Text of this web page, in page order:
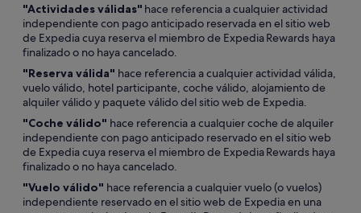
"Actividades válidas" hace referencia a cualquier actividad
independiente con pago anticipado reservada en el sitio web
de Expedia cuya reserva el miembro de Expedia Rewards haya
finalizado o no haya cancelado.
"Reserva válida" hace referencia a cualquier actividad válida,
vuelo válido, hotel participante, coche válido, alojamiento de
alquiler válido y paquete válido del sitio web de Expedia.
"Coche válido" hace referencia a cualquier coche de alquiler
independiente con pago anticipado reservado en el sitio web
de Expedia cuya reserva el miembro de Expedia Rewards haya
finalizado o no haya cancelado.
"Vuelo válido" hace referencia a cualquier vuelo (o vuelos)
independiente reservado en el sitio web de Expedia en una